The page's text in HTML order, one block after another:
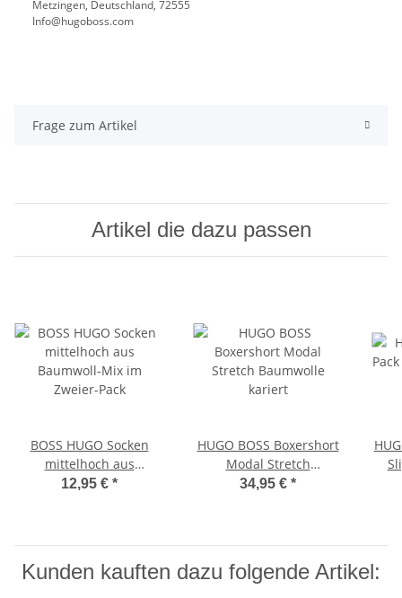
Metzingen, Deutschland, 72555
Info@hugoboss.com
Frage zum Artikel
Artikel die dazu passen
BOSS HUGO Socken
mittelhoch aus
Baumwoll-Mix im
12,95 € *
HUGO BOSS Boxershort
Modal Stretch
Baumwolle kariert
34,95 € *
Kunden kauften dazu folgende Artikel: